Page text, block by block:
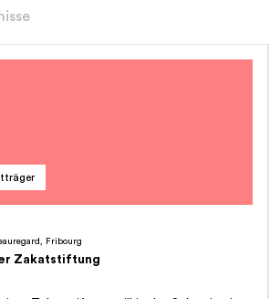
Fribourg
Zakatstiftung